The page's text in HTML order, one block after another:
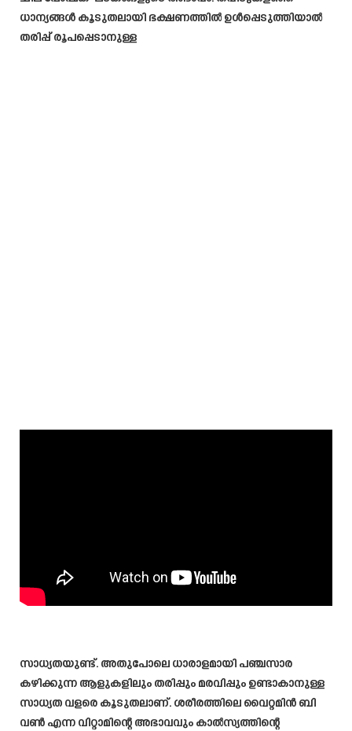
ധാന്യങ്ങൾ കൂടുതലായി ഭക്ഷണത്തിൽ ഉൾപ്പെടുത്തിയാൽ
തരിപ്പ് രൂപപ്പെടാനുള്ള
സാധ്യതയുണ്ട്. അതുപോലെ ധാരാളമായി പഞ്ചസാര
കഴിക്കുന്ന ആളുകളിലും തരിപ്പും മരവിപ്പും ഉണ്ടാകാനുള്ള
സാധ്യത വളരെ കൂടുതലാണ്. ശരീരത്തിലെ വൈറ്റമിൻ ബി
വൺ എന്ന വിറ്റാമിന്റെ അഭാവവും കാൽസ്യത്തിന്റെ